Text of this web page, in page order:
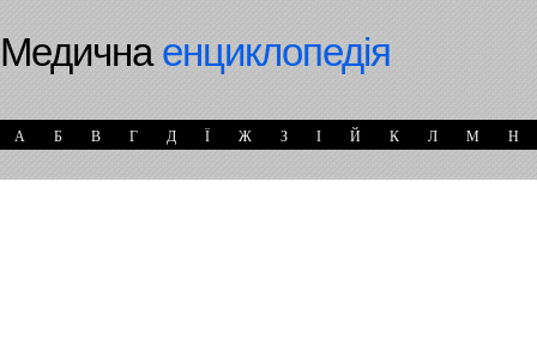
Медичнаенциклопедія
А Б В Г Д Ї Ж З І Й К Л М Н